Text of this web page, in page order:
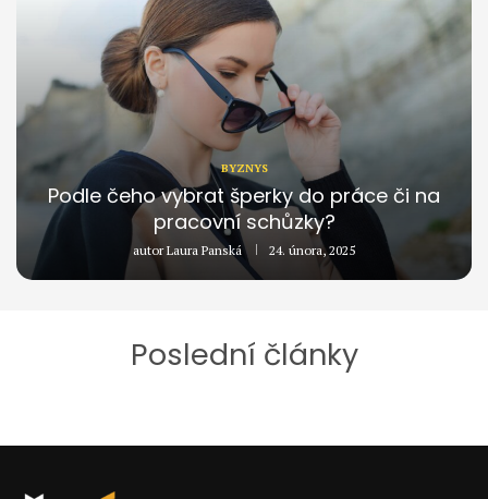
BYZNYS
Podle čeho vybrat šperky do práce či na
pracovní schůzky?
autorLaura Panská 24. února, 2025
Poslední články